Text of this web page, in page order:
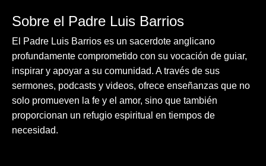
Sobre el Padre Luis Barrios
El Padre Luis Barrios es un sacerdote anglicano
profundamente comprometido con su vocación de guiar,
inspirar y apoyar a su comunidad. A través de sus
sermones, podcasts y videos, ofrece enseñanzas que no
solo promueven la fe y el amor, sino que también
proporcionan un refugio espiritual en tiempos de
necesidad.